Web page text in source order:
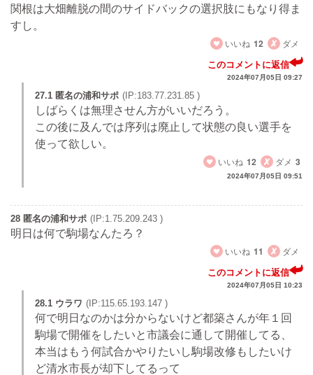
関根は大畑離脱の間のサイドバックの選択肢にもなり得ま
すし。
いいね 12 ダメ
このコメントに返信
2024年07月05日 09:27
27.1 匿名の浦和サポ (IP:183.77.231.85 )
しばらくは無理させん方がいいだろう。
この後に及んでは序列は廃止して状態の良い選手を
使って欲しい。
いいね 12 ダメ 3
2024年07月05日 09:51
28 匿名の浦和サポ (IP:1.75.209.243 )
明日は何で駒場なんたろ？
いいね 11 ダメ
このコメントに返信
2024年07月05日 10:23
28.1 ウラワ (IP:115.65.193.147 )
何で明日なのかは分からないけど都築さんが年１回
駒場で開催をしたいと市議会に通して開催してる、
本当はもう何試合かやりたいし駒場改修もしたいけ
ど清水市長が却下してるって